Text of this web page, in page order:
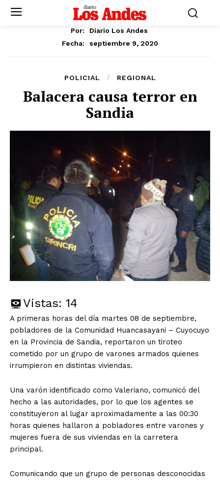
Por:
Diario Los Andes
Fecha:
septiembre 9, 2020
POLICIAL REGIONAL
Balacera causa terror en
Sandia
Vistas: 14
A primeras horas del día martes 08 de septiembre,
pobladores de la Comunidad Huancasayani – Cuyocuyo
en la Provincia de Sandia, reportaron un tiroteo
cometido por un grupo de varones armados quienes
irrumpieron en distintas viviendas.
Una varón identificado como Valeriano, comunicó del
hecho a las autoridades, por lo que los agentes se
constituyeron al lugar aproximadamente a las 00:30
horas quienes hallaron a pobladores entre varones y
mujeres fuera de sus viviendas en la carretera
principal.
Comunicando que un grupo de personas desconocidas